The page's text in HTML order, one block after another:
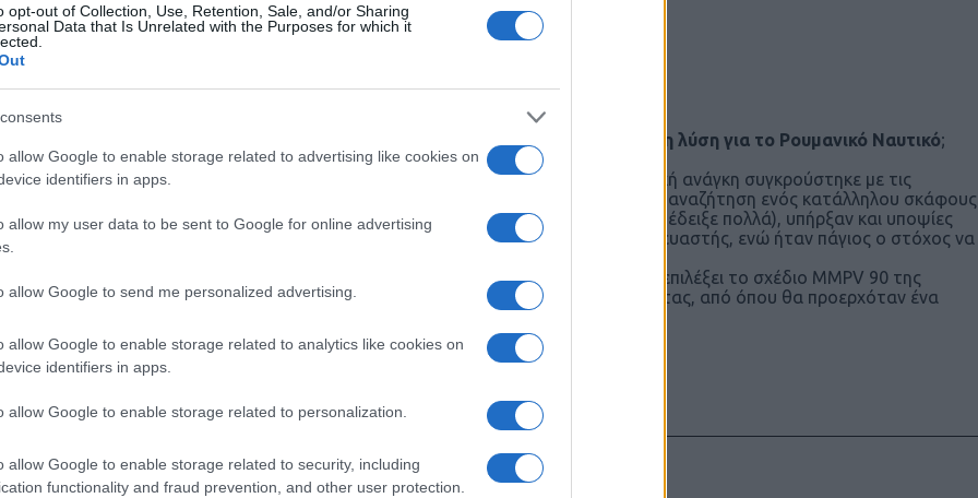
opt-out of Collection, Use, Retention, Sale, and/or Sharing
Data that Is Unrelated with the Purposes for which it
allow Google to enable storage related to advertising like cookies on
identifiers in apps.
allow my user data to be sent to Google for online advertising
allow Google to send me personalized advertising.
allow Google to enable storage related to analytics like cookies on
identifiers in apps.
allow Google to enable storage related to personalization.
allow Google to enable storage related to security, including
functionality and fraud prevention, and other user protection.
αυτή, η γερμανοελβετική πρόταση, στηριγμένη στα κονδύλια από το SAFE, η λύση για το Ρουμανικό Ναυτικό;
αλλά είναι τέτοια η προϊστορία, που κανείς δεν μπορεί να είναι σίγουρος.
αποτυχία βέβαια δεν οφείλεται σε ένα μόνο παράγοντα: καθώς η εξοπλιστική ανάγκη συγκρούστηκε με τις
προτεραιότητες, τις αλλαγές κυβερνήσεων, την έλλειψη χρηματοδότησης, την αναζήτηση ενός κατάλληλου σκάφους
Μαύρη Θάλασσα, ενώ συνεχώς άλλαζαν οι ανάγκες (ο πόλεμος Ρωσίας-Ουκρανίας έδειξε πολλά), υπήρξαν και υποψίες
ρόλο έπαιξαν οι εκάστοτε διεθνείς πιέσεις να προτιμηθεί κάποιος κατασκευαστής, ενώ ήταν πάγιος ο στόχος να
τα πλοία εντός χώρας και να ενισχυθεί έτσι εγχώριο ναυπηγείο κ.ο.κ.
η όλη υπόθεση έχει και μια -πιθανή- παράπλευρη απώλεια. Αν η Ρουμανία τελικά επιλέξει το σχέδιο MMPV 90 της
μάλλον δεν έχει νόημα και η συμμετοχή της στο πρόγραμμα της Ευρωκορβέτας, από όπου θα προερχόταν ένα
Ακολουθήστε το ΠΤΗΣΗ στο
Google News
και μάθετε πρώτοι όλες τις ειδήσεις.